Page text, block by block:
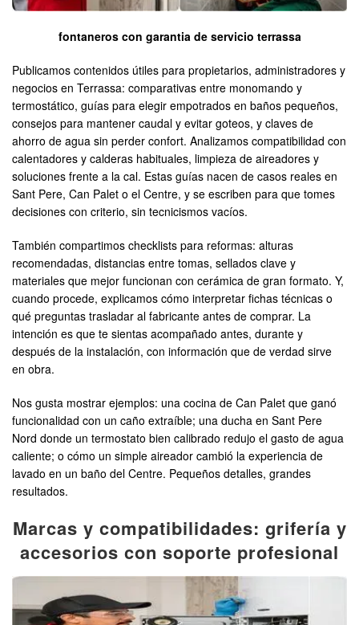
fontaneros con garantia de servicio terrassa
Publicamos contenidos útiles para propietarios, administradores y
negocios en Terrassa: comparativas entre monomando y
termostático, guías para elegir empotrados en baños pequeños,
consejos para mantener caudal y evitar goteos, y claves de
ahorro de agua sin perder confort. Analizamos compatibilidad con
calentadores y calderas habituales, limpieza de aireadores y
soluciones frente a la cal. Estas guías nacen de casos reales en
Sant Pere, Can Palet o el Centre, y se escriben para que tomes
decisiones con criterio, sin tecnicismos vacíos.
También compartimos checklists para reformas: alturas
recomendadas, distancias entre tomas, sellados clave y
materiales que mejor funcionan con cerámica de gran formato. Y,
cuando procede, explicamos cómo interpretar fichas técnicas o
qué preguntas trasladar al fabricante antes de comprar. La
intención es que te sientas acompañado antes, durante y
después de la instalación, con información que de verdad sirve
en obra.
Nos gusta mostrar ejemplos: una cocina de Can Palet que ganó
funcionalidad con un caño extraíble; una ducha en Sant Pere
Nord donde un termostato bien calibrado redujo el gasto de agua
caliente; o cómo un simple aireador cambió la experiencia de
lavado en un baño del Centre. Pequeños detalles, grandes
resultados.
Marcas y compatibilidades: grifería y
accesorios con soporte profesional